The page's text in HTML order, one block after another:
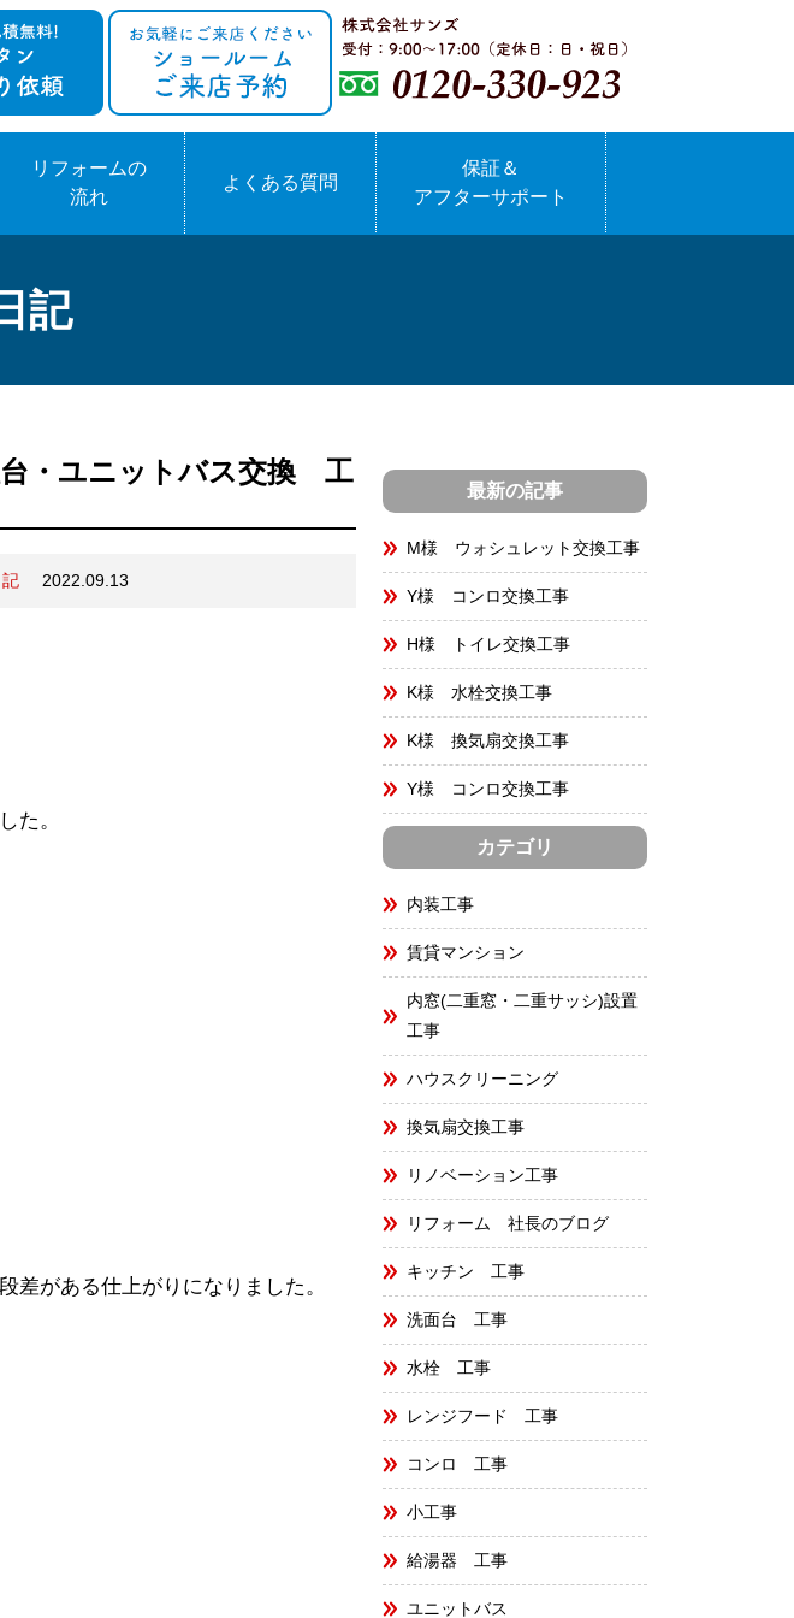
リフォームの
流れ
よくある質問
保証＆
アフターサポート
記
・ユニットバス交換 工
2022.09.13
た。
差がある仕上がりになりました。
最新の記事
M様 ウォシュレット交換工事
Y様 コンロ交換工事
H様 トイレ交換工事
K様 水栓交換工事
K様 換気扇交換工事
Y様 コンロ交換工事
カテゴリ
内装工事
賃貸マンション
内窓(二重窓・二重サッシ)設置
工事
ハウスクリーニング
換気扇交換工事
リノベーション工事
リフォーム 社長のブログ
キッチン 工事
洗面台 工事
水栓 工事
レンジフード 工事
コンロ 工事
小工事
給湯器 工事
ユニットバス